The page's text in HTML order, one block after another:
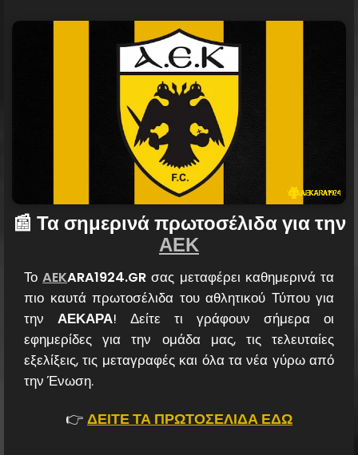
📰 Τα σημερινά πρωτοσέλιδα για την
ΑΕΚ
ΤοAEKARA1924.GR σας μεταφέρει καθημερινά τα
πιο καυτά πρωτοσέλιδα του αθλητικού Τύπου για
την ΑΕΚΑΡΑ! Δείτε τι γράφουν σήμερα οι
εφημερίδες για την ομάδα μας, τις τελευταίες
εξελίξεις, τις μεταγραφές και όλα τα νέα γύρω από
την Ένωση.
👉 ΔΕΙΤΕ ΤΑ ΠΡΩΤΟΣΕΛΙΔΑ ΕΔΩ